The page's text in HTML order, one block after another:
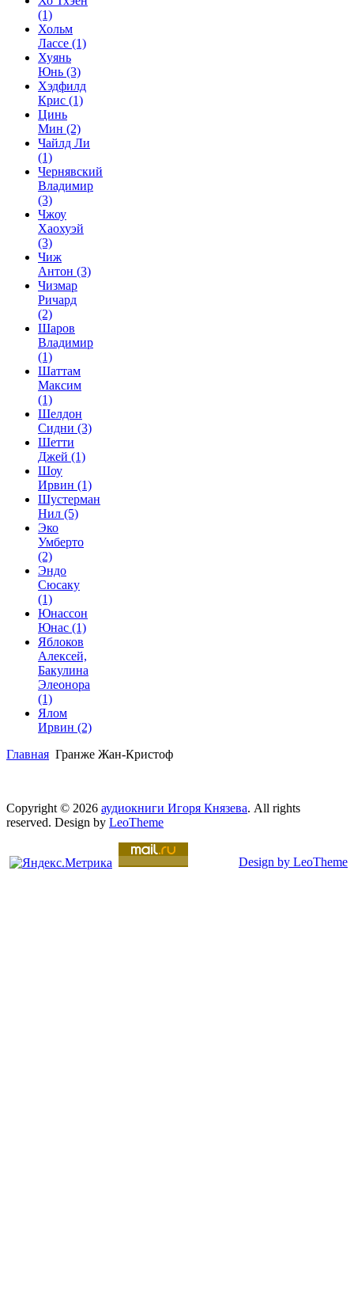
(1)
Хольм
Лассе (1)
Хуянь
Юнь (3)
Хэдфилд
Крис (1)
Цинь
Мин (2)
Чайлд Ли
(1)
Чернявский
Владимир
(3)
Чжоу
Хаохуэй
(3)
Чиж
Антон (3)
Чизмар
Ричард
(2)
Шаров
Владимир
(1)
Шаттам
Максим
(1)
Шелдон
Сидни (3)
Шетти
Джей (1)
Шоу
Ирвин (1)
Шустерман
Нил (5)
Эко
Умберто
(2)
Эндо
Сюсаку
(1)
Юнассон
Юнас (1)
Яблоков
Алексей,
Бакулина
Элеонора
(1)
Ялом
Ирвин (2)
Главная Гранже Жан-Кристоф
Copyright © 2026 аудиокниги Игоря Князева. All rights
reserved. Design by LeoTheme
Design by LeoTheme